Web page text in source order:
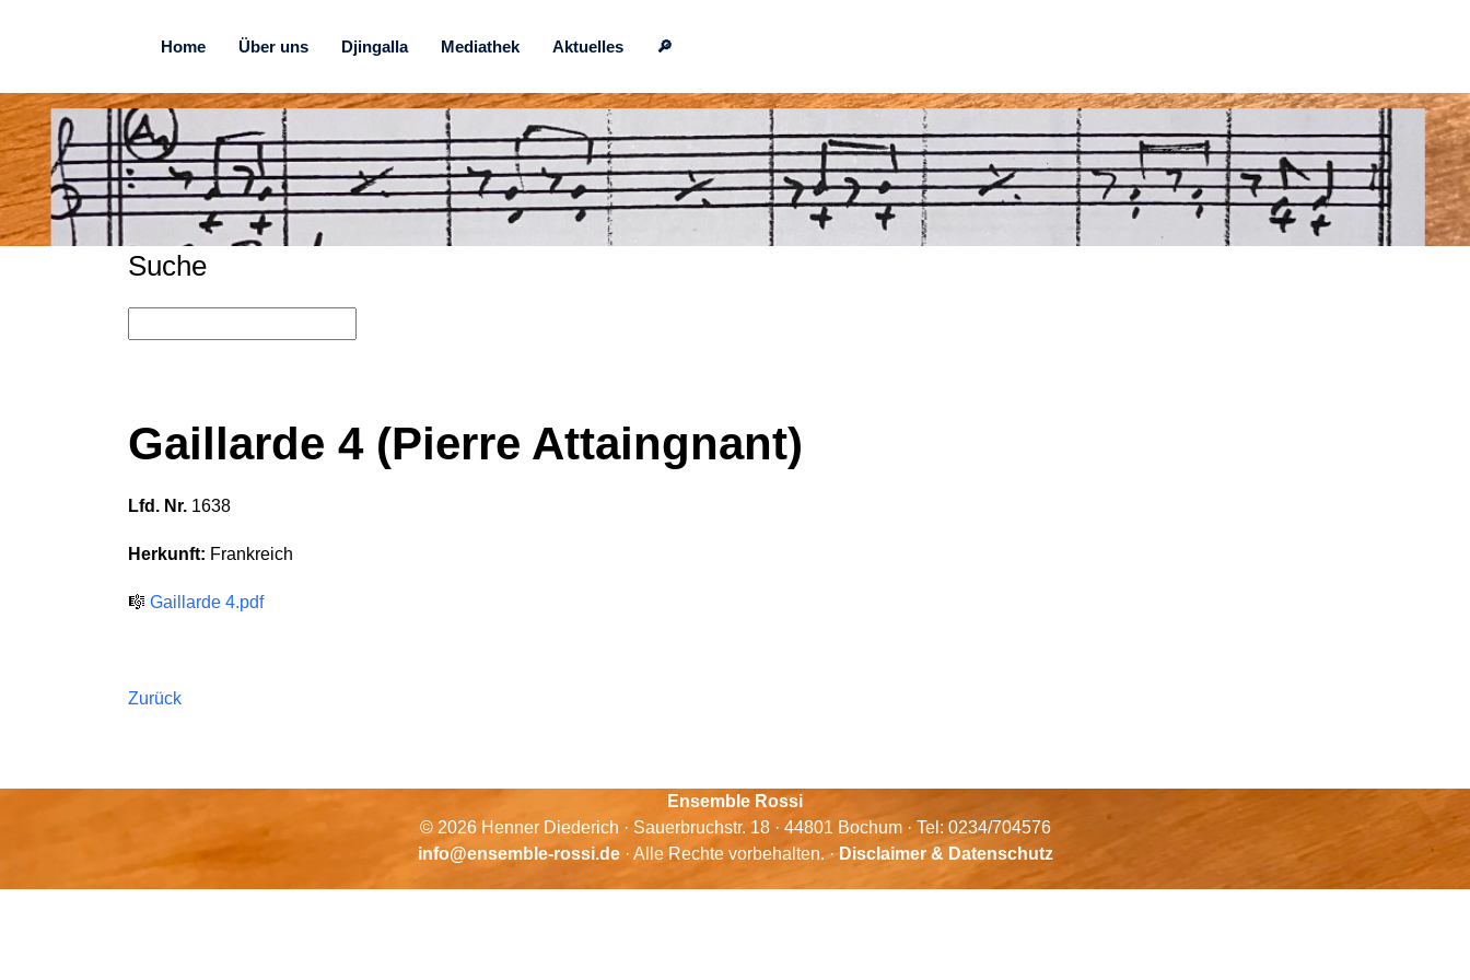
Home Über uns Djingalla Mediathek Aktuelles 🔎
Suche
Gaillarde 4 (Pierre Attaingnant)
Lfd. Nr. 1638
Herkunft: Frankreich
🎼 Gaillarde 4.pdf
Zurück
Ensemble Rossi
© 2026 Henner Diederich · Sauerbruchstr. 18 · 44801 Bochum · Tel: 0234/704576
info@ensemble-rossi.de· Alle Rechte vorbehalten. · Disclaimer & Datenschutz